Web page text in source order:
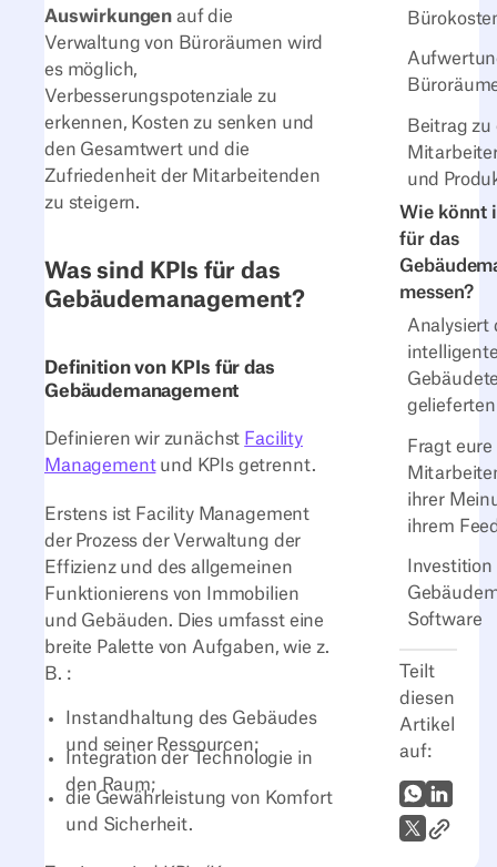
Beitrag zu
und
Wie könnt
für das
messen?
Analysiert
Fragt eure
ihrer
ihrem
Software
Teilt
diesen
Artikel
auf:
WhatsApp
X (Twitter)
Link
Auswirkungen auf die
Verwaltung von Büroräumen wird
es möglich,
Verbesserungspotenziale zu
erkennen, Kosten zu senken und
den Gesamtwert und die
Zufriedenheit der Mitarbeitenden
zu steigern.
Was sind KPIs für das
Gebäudemanagement?
Definition von KPIs für das
Gebäudemanagement
Definieren wir zunächst Facility
Managementund KPIs getrennt.
Erstens ist Facility Management
der Prozess der Verwaltung der
Effizienz und des allgemeinen
Funktionierens von Immobilien
und Gebäuden. Dies umfasst eine
breite Palette von Aufgaben, wie z.
B. :
Instandhaltung des Gebäudes
und seiner Ressourcen;
Integration der Technologie in
den Raum;
die Gewährleistung von Komfort
und Sicherheit.